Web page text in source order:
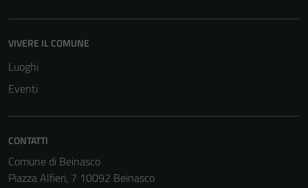
VIVERE IL COMUNE
Luoghi
Eventi
CONTATTI
Comune di Beinasco
Piazza Alfieri, 7 10092 Beinasco